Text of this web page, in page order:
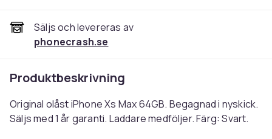
Säljs och levereras av
phonecrash.se
Produktbeskrivning
Original olåst iPhone Xs Max 64GB. Begagnad i nyskick.
Säljs med 1 år garanti. Laddare medföljer. Färg: Svart.